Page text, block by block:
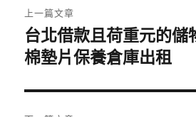
章
導
覽
上一篇文章
上
一
文
章:
台北借款且荷重元的
棉墊片保養倉庫出租